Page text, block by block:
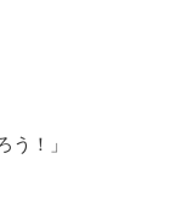
う！」